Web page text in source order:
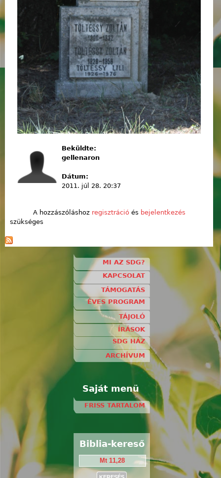
Beküldte:
gellenaron
Dátum:
2011. júl 28. 20:37
A hozzászóláshoz regisztrációés bejelentkezés
szükséges
MI AZ SDG?
KAPCSOLAT
TÁMOGATÁS
ÉVES PROGRAM
TÁJOLÓ
ÍRÁSOK
SDG HÁZ
ARCHÍVUM
Saját menü
FRISS TARTALOM
Biblia-kereső